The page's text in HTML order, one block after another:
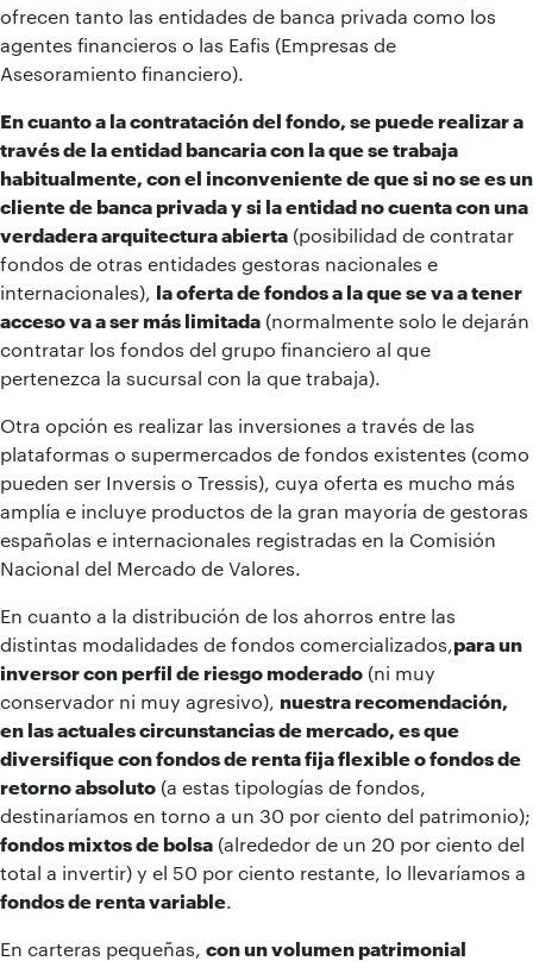
ofrecen tanto las entidades de banca privada como los
agentes financieros o las Eafis (Empresas de
Asesoramiento financiero).
En cuanto a la contratación del fondo, se puede realizar a
través de la entidad bancaria con la que se trabaja
habitualmente, con el inconveniente de que si no se es un
cliente de banca privada y si la entidad no cuenta con una
verdadera arquitectura abierta (posibilidad de contratar
fondos de otras entidades gestoras nacionales e
internacionales), la oferta de fondos a la que se va a tener
acceso va a ser más limitada (normalmente solo le dejarán
contratar los fondos del grupo financiero al que
pertenezca la sucursal con la que trabaja).
Otra opción es realizar las inversiones a través de las
plataformas o supermercados de fondos existentes (como
pueden ser Inversis o Tressis), cuya oferta es mucho más
amplía e incluye productos de la gran mayoría de gestoras
españolas e internacionales registradas en la Comisión
Nacional del Mercado de Valores.
En cuanto a la distribución de los ahorros entre las
distintas modalidades de fondos comercializados, para un
inversor con perfil de riesgo moderado (ni muy
conservador ni muy agresivo), nuestra recomendación,
en las actuales circunstancias de mercado, es que
diversifique con fondos de renta fija flexible o fondos de
retorno absoluto (a estas tipologías de fondos,
destinaríamos en torno a un 30 por ciento del patrimonio);
fondos mixtos de bolsa (alrededor de un 20 por ciento del
total a invertir) y el 50 por ciento restante, lo llevaríamos a
fondos de renta variable
En carteras pequeñas, con un volumen patrimonial